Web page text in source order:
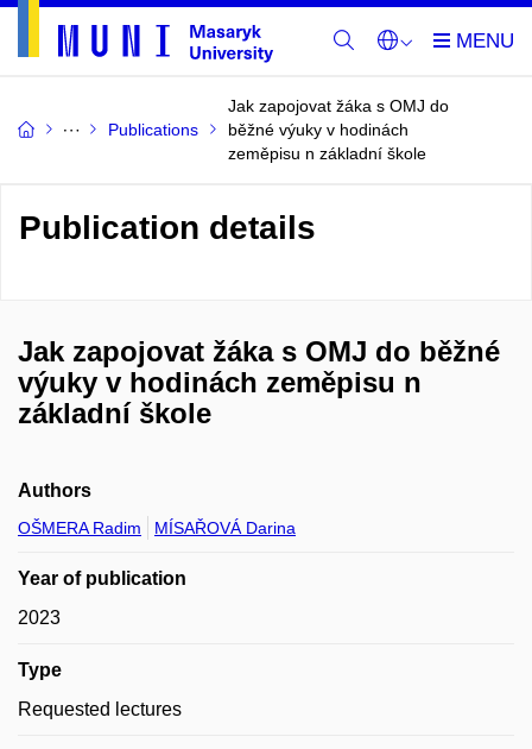
Publications
Jak zapojovat žáka s OMJ do
běžné výuky v hodinách
zeměpisu n základní škole
Publication details
Jak zapojovat žáka s OMJ do běžné
výuky v hodinách zeměpisu n
základní škole
Authors
OŠMERA Radim MÍSAŘOVÁ Darina
Year of publication
2023
Type
Requested lectures